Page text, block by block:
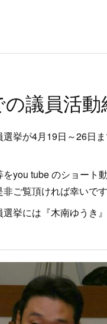
議員活動
挙が4月19日～26日
you tube のショート
ご覧頂ければ幸いです
挙には『木南ゆうき